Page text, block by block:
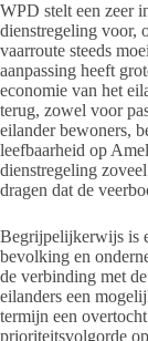
WPD stelt een zeer
dienstregeling voor,
vaarroute steeds
aanpassing heeft
economie van het
terug, zowel voor
eilander bewoners,
leefbaarheid op
dienstregeling
dragen dat de
Begrijpelijkerwijs is
bevolking en
de verbinding met
eilanders een
termijn een
prioriteitsvolgorde